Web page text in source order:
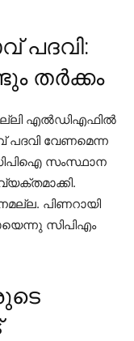
പദവി:
തർക്കം
എല്‍ഡിഎഫില്‍
പദവി വേണമെന്ന
സിപിഐ സംസ്ഥാന
പിണറായി
സിപിഎം